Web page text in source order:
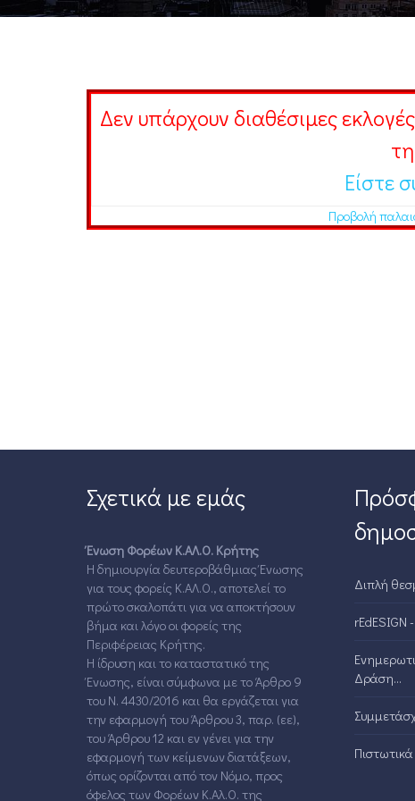
Δεν υπάρχουν διαθέσιμες
Είστε
Προβολή
Σχετικά με εμάς
Ένωση Φορέων Κ.ΑΛ.Ο. Κρήτης
Η δημιουργία δευτεροβάθμιας Ένωσης
για τους φορείς Κ.ΑΛ.Ο., αποτελεί το
πρώτο σκαλοπάτι για να αποκτήσουν
βήμα και λόγο οι φορείς της
Περιφέρειας Κρήτης.
Η ίδρυση και το καταστατικό της
Ένωσης, είναι σύμφωνα με το Άρθρο 9
του Ν. 4430/2016 και θα εργάζεται για
την εφαρμογή του Άρθρου 3, παρ. (εε),
του Άρθρου 12 και εν γένει για την
εφαρμογή των κείμενων διατάξεων,
όπως ορίζονται από τον Νόμο, προς
όφελος των Φορέων Κ.Αλ.Ο. της
Διπλή
rEdESIGN
Δράση...
Πιστωτικά